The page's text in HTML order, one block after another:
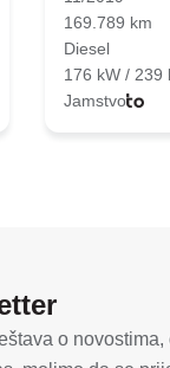
169.789 km
Diesel
176 kW / 239
Jamstvo
o